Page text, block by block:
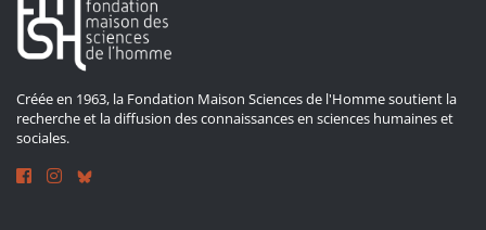
Créée en 1963, la Fondation Maison Sciences de l'Homme soutient la
recherche et la diffusion des connaissances en sciences humaines et
sociales.